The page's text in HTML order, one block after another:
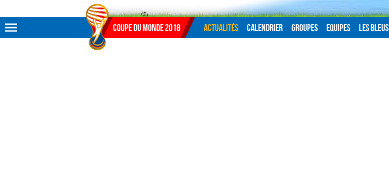
Aller au menu
Coupe du monde 2018 Actualités Calendrier Groupes Equipes Les Bleus